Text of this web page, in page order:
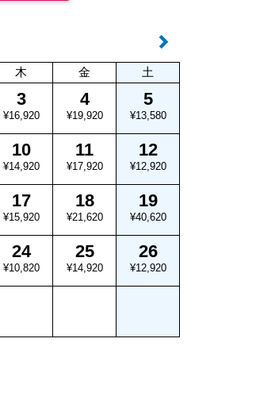
木 金 土
3
¥16,920
4
¥19,920
5
¥13,580
10
¥14,920
11
¥17,920
12
¥12,920
17
¥15,920
18
¥21,620
19
¥40,620
24
¥10,820
25
¥14,920
26
¥12,920